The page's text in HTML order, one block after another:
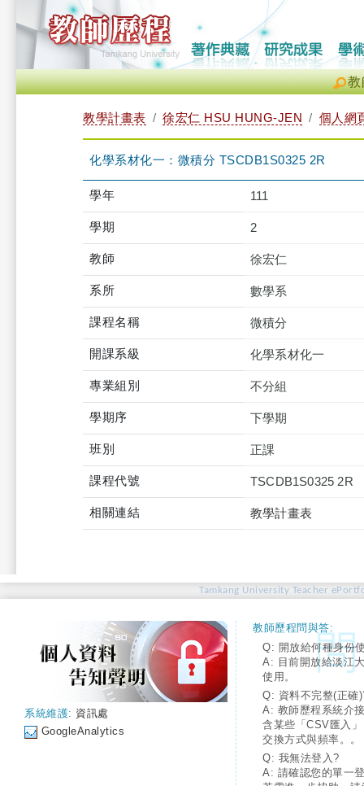
教
教學計畫表 徐宏仁 HSU HUNG-JEN 個人網
化學系材化一：微積分 TSCDB1S0325 2R
學年 111
學期 2
教師 徐宏仁
系所 數學系
課程名稱 微積分
開課系級 化學系材化一
專業組別 不分組
學期序 下學期
班別 正課
課程代號 TSCDB1S0325 2R
相關連結 教學計畫表
Tamkang University Teacher
系統維護: 資訊處
GoogleAnalytics
教師歷程問與答:
Q: 開放給何種身份
A: 目前開放給淡江
使用。
Q: 資料不完整(正確
A: 教師歷程系統介
含某些「CSV匯入
交換方式與頻率。。
Q: 我無法登入?
A: 請確認您的單一